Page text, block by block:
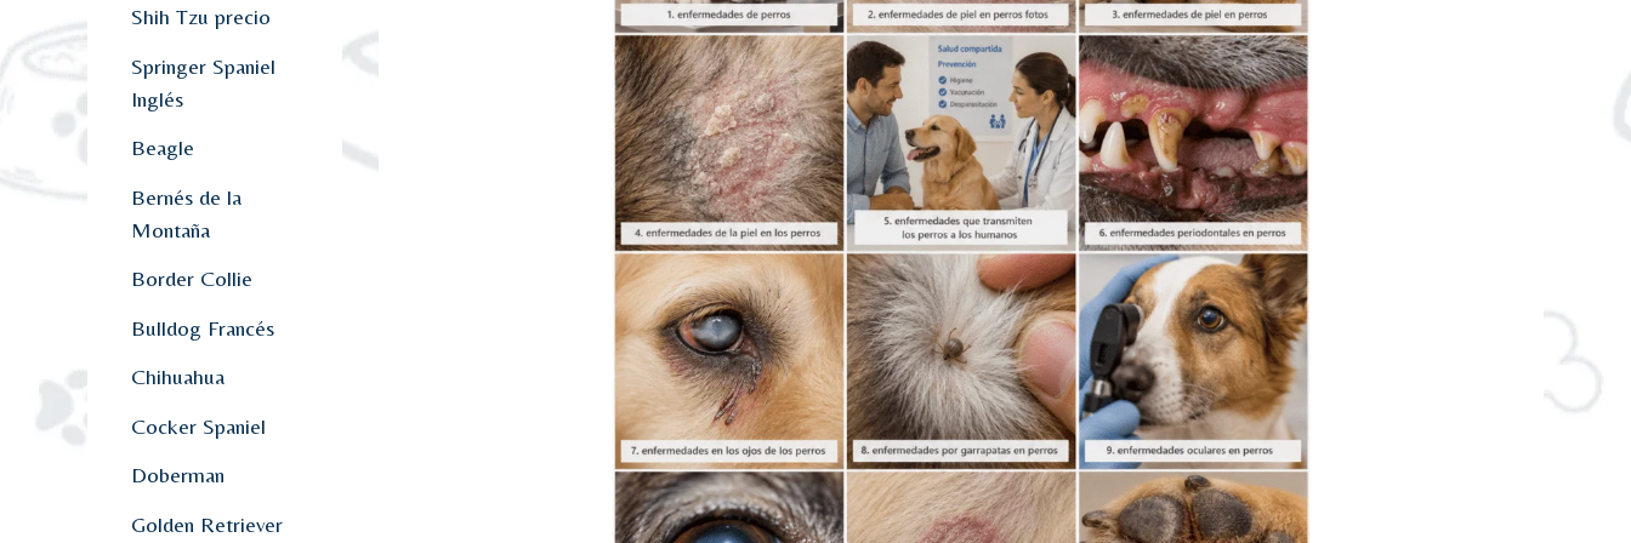
Shih Tzu precio
Springer Spaniel
Inglés
Beagle
Bernés de la
Montaña
Border Collie
Bulldog Francés
Chihuahua
Cocker Spaniel
Doberman
Golden Retriever